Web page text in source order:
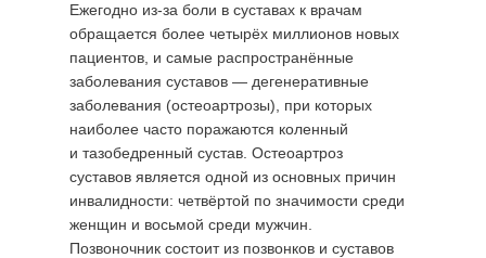
Ежегодно из-за боли в суставах к врачам
обращается более четырёх миллионов новых
пациентов, и самые распространённые
заболевания суставов — дегенеративные
заболевания (остеоартрозы), при которых
наиболее часто поражаются коленный
и тазобедренный сустав. Остеоартроз
суставов является одной из основных причин
инвалидности: четвёртой по значимости среди
женщин и восьмой среди мужчин.
Позвоночник состоит из позвонков и суставов